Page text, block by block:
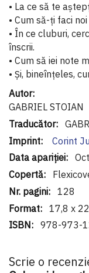
• La ce să te
• Cum să-ți faci
• În ce cluburi,
înscrii.
• Cum să iei note
• Și, bineînțeles,
Informaţii
suplimentare
GABRIEL STOIAN
Corint
128
17,8 x
978-973-
Scrie o